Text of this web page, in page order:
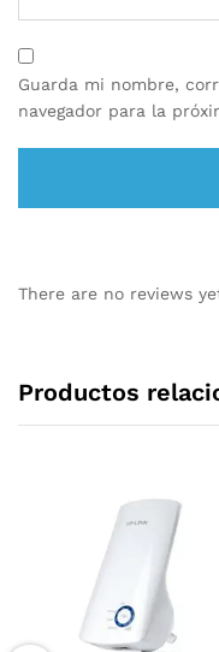
Guarda mi nombre,
navegador para la
There are no reviews
Productos